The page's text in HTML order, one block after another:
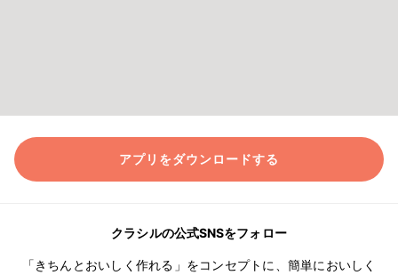
アプリをダウンロードする
クラシルの公式SNSをフォロー
「きちんとおいしく作れる」をコンセプトに、簡単においしく